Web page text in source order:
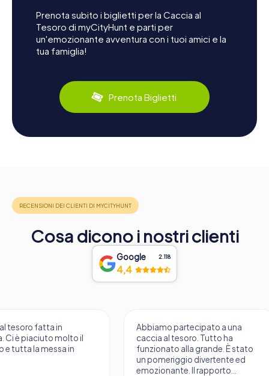
Prenota subito i biglietti per la Caccia al
Tesoro di myCityHunt e parti per
un'emozionante avventura con i tuoi amici e la
tua famiglia!
Prenota Biglietti
Cosa dicono i nostri clienti
Google 2.118
4,4
Abbiamo partecipato a una
caccia al tesoro. Tutto ha
funzionato alla grande. È stato
La caccia al tesoro
è qualcosa di
gioco vario.
domande si
finora sconosciute.